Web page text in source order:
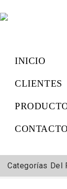
INICIO
CLIENTES
CONTACTO
Categorías Del